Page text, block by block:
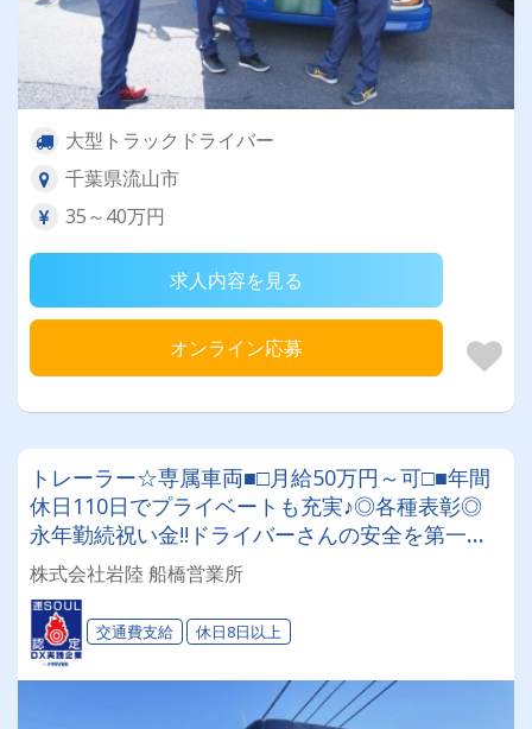
大型トラックドライバー
千葉県流山市
35～40万円
求人内容を見る
オンライン応募
トレーラー☆専属車両■□月給50万円～可□■年間
休日110日でプライベートも充実♪◎各種表彰◎
永年勤続祝い金!!ドライバーさんの安全を第一
に、無理のない輸送で業績を伸ばしています☆安
定的に高収入で働きませんか!!
株式会社岩陸 船橋営業所
交通費支給 休日8日以上